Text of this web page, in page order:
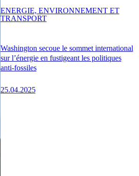
Washington secoue le sommet international
sur l’énergie en fustigeant les politiques
anti-fossiles
25.04.2025
ENERGIE, ENVIRONNEMENT ET
TRANSPORT